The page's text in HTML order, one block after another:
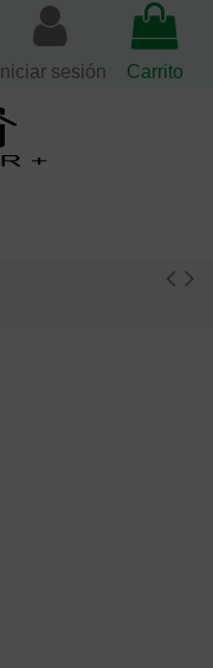
Iniciar sesión Carrito